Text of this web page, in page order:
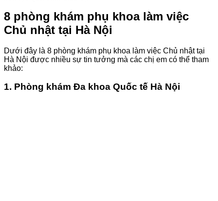
8 phòng khám phụ khoa làm việc
Chủ nhật tại Hà Nội
Dưới đây là 8 phòng khám phụ khoa làm việc Chủ nhật tại
Hà Nội được nhiều sự tin tưởng mà các chị em có thể tham
khảo:
1. Phòng khám Đa khoa Quốc tế Hà Nội